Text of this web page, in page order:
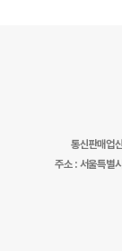
통신판매
주소 : 서울특별